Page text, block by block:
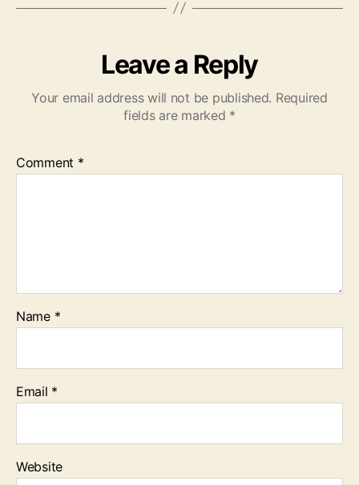
Leave a Reply
Your email address will not be published. Required
fields are marked *
Comment *
Name *
Email *
Website